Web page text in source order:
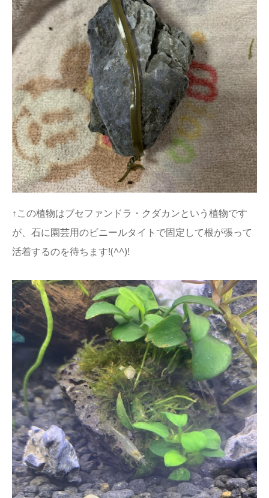
↑この植物はブセファンドラ・クダカンという植物です
が、石に園芸用のビニールタイトで固定して根が張って
活着するのを待ちます!(^^)!